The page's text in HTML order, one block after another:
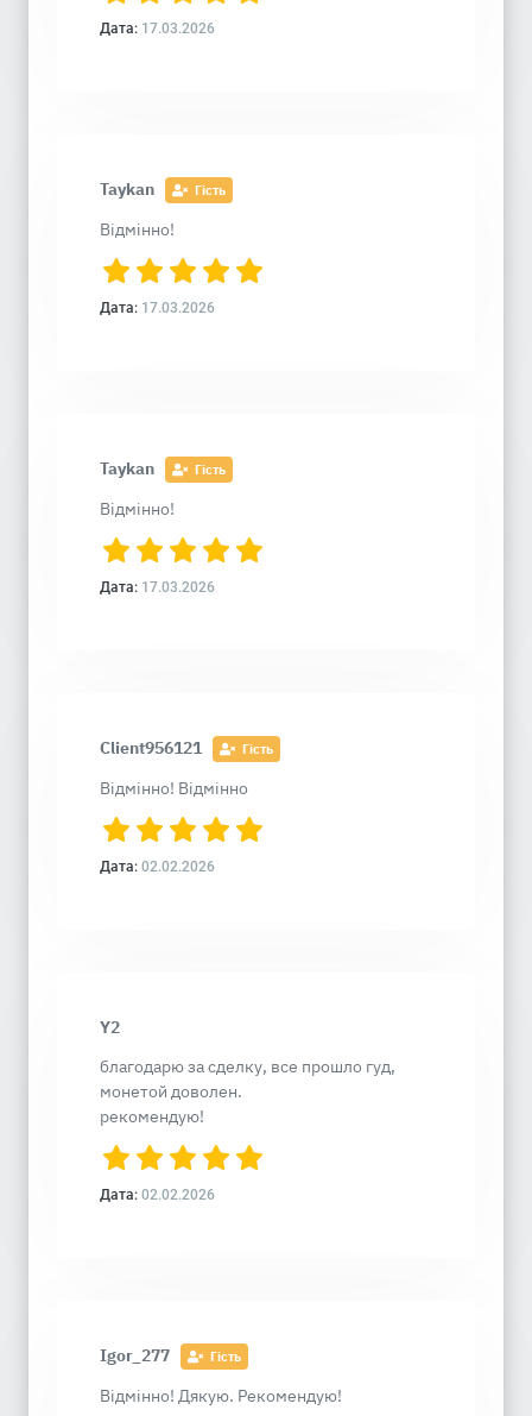
Дата: 17.03.2026
Taykan Гість
Відмінно!
Дата: 17.03.2026
Taykan Гість
Відмінно!
Дата: 17.03.2026
Client956121 Гість
Відмінно! Відмінно
Дата: 02.02.2026
Y2
благодарю за сделку, все прошло гуд,
монетой доволен.
рекомендую!
Дата: 02.02.2026
Igor_277 Гість
Відмінно! Дякую. Рекомендую!